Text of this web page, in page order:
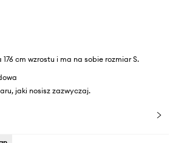
cm wzrostu i ma na sobie rozmiar S.
jaki nosisz zazwyczaj.